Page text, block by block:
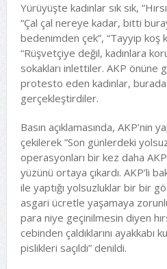
Yürüyüşte kadınlar sık sık,
“Çal çal nereye kadar, bitti
bedenimden çek”, “Tayyip koş
“Rüşvetçiye değil, kadınlara
sokakları inlettiler. AKP önüne
protesto eden kadınlar, burada
gerçekleştirdiler.
Basın açıklamasında, AKP’nin
çekilerek ”Son günlerdeki
operasyonları bir kez daha
yüzünü ortaya çıkardı. AKP’li
ile yaptığı yolsuzluklar bir bir
asgari ücretle yaşamaya
para niye geçinilmesin diyen
cebinden çaldıklarını ayakkabı
pislikleri saçıldı” denildi.